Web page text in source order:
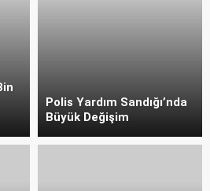
Polis Yardım Sandığı’nda
Büyük Değişim